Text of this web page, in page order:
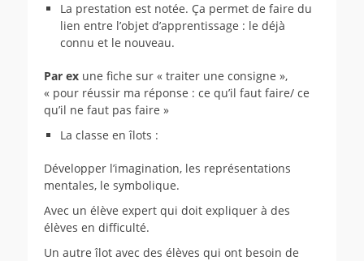
La prestation est notée. Ça permet de faire du
lien entre l’objet d’apprentissage : le déjà
connu et le nouveau.
Par ex une fiche sur « traiter une consigne »,
« pour réussir ma réponse : ce qu’il faut faire/ ce
qu’il ne faut pas faire »
La classe en îlots :
Développer l’imagination, les représentations
mentales, le symbolique.
Avec un élève expert qui doit expliquer à des
élèves en difficulté.
Un autre îlot avec des élèves qui ont besoin de